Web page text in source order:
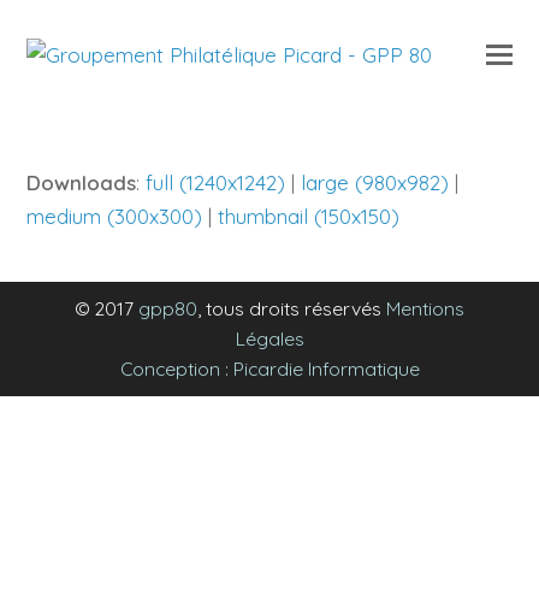
Downloads:full (1240x1242) | large (980x982) |
medium (300x300) |thumbnail (150x150)
© 2017 gpp80, tous droits réservés Mentions
Légales
Conception : Picardie Informatique